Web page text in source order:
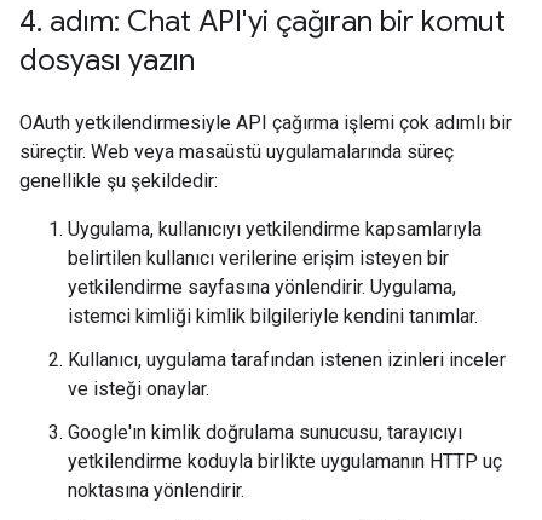
4. adım: Chat API'yi çağıran bir komut
dosyası yazın
OAuth yetkilendirmesiyle API çağırma işlemi çok adımlı bir
süreçtir. Web veya masaüstü uygulamalarında süreç
genellikle şu şekildedir:
Uygulama, kullanıcıyı yetkilendirme kapsamlarıyla
belirtilen kullanıcı verilerine erişim isteyen bir
yetkilendirme sayfasına yönlendirir. Uygulama,
istemci kimliği kimlik bilgileriyle kendini tanımlar.
Kullanıcı, uygulama tarafından istenen izinleri inceler
ve isteği onaylar.
Google'ın kimlik doğrulama sunucusu, tarayıcıyı
yetkilendirme koduyla birlikte uygulamanın HTTP uç
noktasına yönlendirir.